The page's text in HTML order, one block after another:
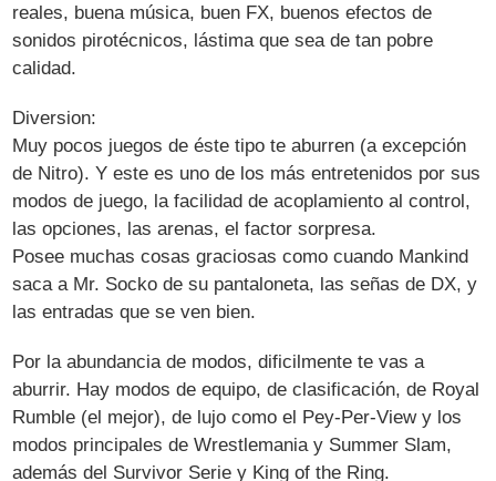
reales, buena música, buen FX, buenos efectos de
sonidos pirotécnicos, lástima que sea de tan pobre
calidad.
Diversion:
Muy pocos juegos de éste tipo te aburren (a excepción
de Nitro). Y este es uno de los más entretenidos por sus
modos de juego, la facilidad de acoplamiento al control,
las opciones, las arenas, el factor sorpresa.
Posee muchas cosas graciosas como cuando Mankind
saca a Mr. Socko de su pantaloneta, las señas de DX, y
las entradas que se ven bien.
Por la abundancia de modos, dificilmente te vas a
aburrir. Hay modos de equipo, de clasificación, de Royal
Rumble (el mejor), de lujo como el Pey-Per-View y los
modos principales de Wrestlemania y Summer Slam,
además del Survivor Serie y King of the Ring.